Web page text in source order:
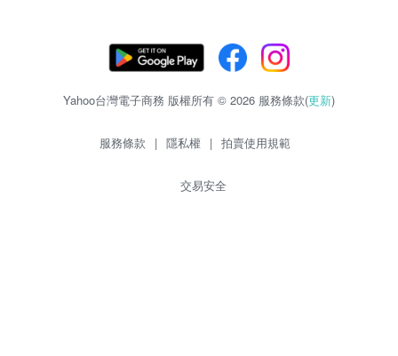
Yahoo台灣電子商務 版權所有 © 2026 服務條款(更新)
服務條款 | 隱私權 | 拍賣使用規範
交易安全